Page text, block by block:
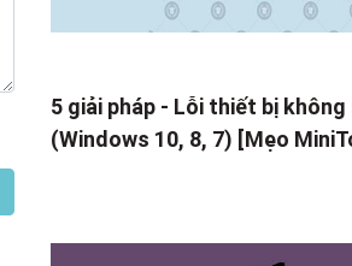
5 giải pháp - Lỗi thiết bị không
(Windows 10, 8, 7) [Mẹo